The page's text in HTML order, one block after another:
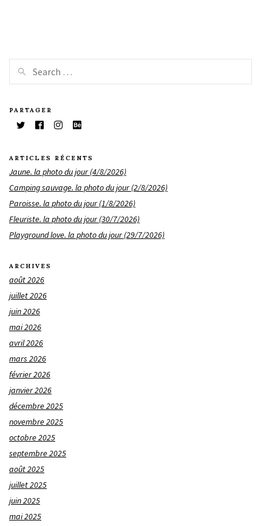
PARTAGER
ARTICLES RÉCENTS
Jaune. la photo du jour (4/8/2026)
Camping sauvage. la photo du jour (2/8/2026)
Paroisse. la photo du jour (1/8/2026)
Fleuriste. la photo du jour (30/7/2026)
Playground love. la photo du jour (29/7/2026)
ARCHIVES
août 2026
juillet 2026
juin 2026
mai 2026
avril 2026
mars 2026
février 2026
janvier 2026
décembre 2025
novembre 2025
octobre 2025
septembre 2025
août 2025
juillet 2025
juin 2025
mai 2025